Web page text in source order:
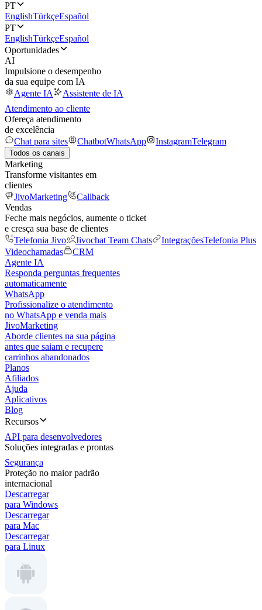
PT
EnglishTürkçeEspañol
PT
EnglishTürkçeEspañol
Oportunidades
AI
Impulsione o desempenho
da sua equipe com IA
Agente IA
Assistente de IA
Atendimento ao cliente
Ofereça atendimento
de excelência
Chat para sites
ChatbotWhatsApp InstagramTelegram
Todos os canais
Marketing
Transforme visitantes em
clientes
JivoMarketing
Callback
Vendas
Feche mais negócios, aumente o ticket
e cresça sua base de clientes
Telefonia Jivo
Jivochat Team Chats IntegraçõesTelefonia Plus
Videochamadas
CRM
Agente IA
Responda perguntas frequentes
automaticamente
WhatsApp
Profissionalize o atendimento
no WhatsApp e venda mais
JivoMarketing
Aborde clientes na sua página
antes que saiam e recupere
carrinhos abandonados
Planos
Afiliados
Ajuda
Aplicativos
Blog
Recursos
API para desenvolvedores
Soluções integradas e prontas
Segurança
Proteção no maior padrão
internacional
Descarregar
para Windows
Descarregar
para Mac
Descarregar
para Linux